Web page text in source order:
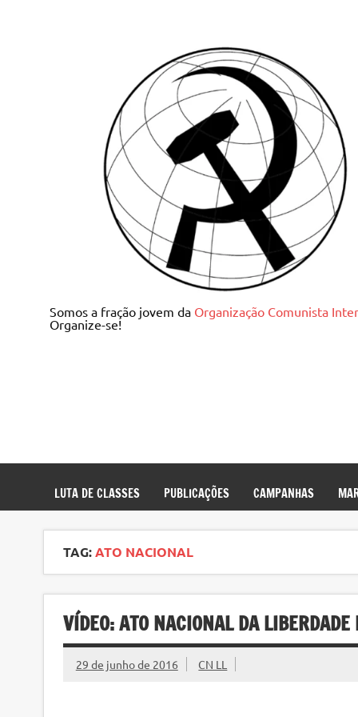
Juventude Comunista
Somos a fração jovem da Organização Comunista
Organize-se!
LUTA DE CLASSES PUBLICAÇÕES CAMPANHAS
TAG:ATO NACIONAL
VÍDEO: ATO NACIONAL DA
29 de junho de 2016 CN LL